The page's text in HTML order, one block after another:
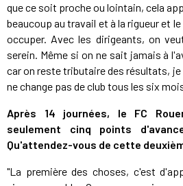
que ce soit proche ou lointain, cela
beaucoup au travail et à la rigueur et
occuper. Avec les dirigeants, on
serein. Même si on ne sait jamais à
car on reste tributaire des résultats, je
ne change pas de club tous les six
Après 14 journées, le FC
seulement cinq points
Qu'attendez-vous de cette
"La première des choses, c'est